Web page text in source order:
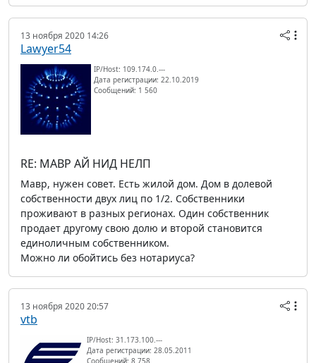
13 ноября 2020 14:26
Lawyer54
IP/Host: 109.174.0.---
Дата регистрации: 22.10.2019
Сообщений: 1 560
RE: МАВР АЙ НИД НЕЛП
Мавр, нужен совет. Есть жилой дом. Дом в долевой
собственности двух лиц по 1/2. Собственники
проживают в разных регионах. Один собственник
продает другому свою долю и второй становится
единоличным собственником.
Можно ли обойтись без нотариуса?
13 ноября 2020 20:57
vtb
IP/Host: 31.173.100.---
Дата регистрации: 28.05.2011
Сообщений: 8 758